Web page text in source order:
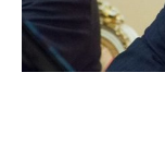
НЕФТЕХИМИЯ
НЕФТЬ
РОЗНИЧНАЯ
НОВОСТИ
МЕРОПРИЯТИЯ
НОВОСТИ